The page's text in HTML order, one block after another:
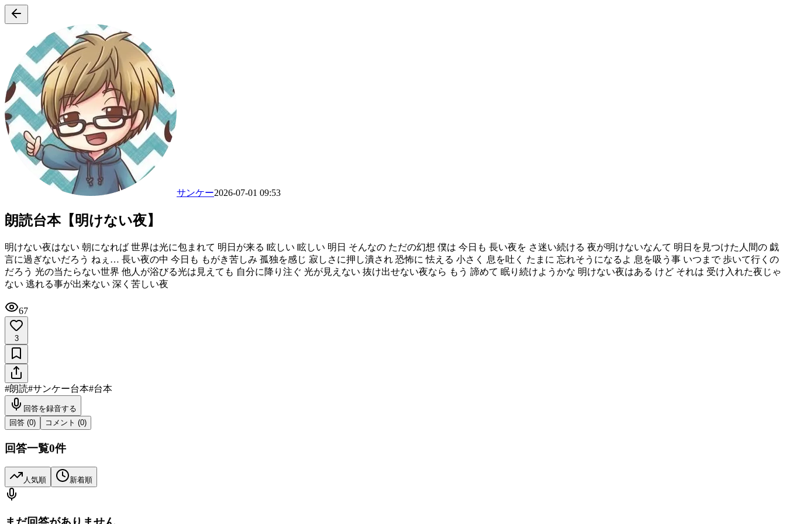
サンケー2026-07-01 09:53
朗読台本【明けない夜】
明けない夜はない 朝になれば 世界は光に包まれて 明日が来る 眩しい 眩しい 明日 そんなの ただの幻想 僕は 今日も 長い夜を さ迷い続ける 夜が明けないなんて 明日を見つけた人間の 戯
言に過ぎないだろう ねぇ… 長い夜の中 今日も もがき苦しみ 孤独を感じ 寂しさに押し潰され 恐怖に 怯える 小さく 息を吐く たまに 忘れそうになるよ 息を吸う事 いつまで 歩いて行くの
だろう 光の当たらない世界 他人が浴びる光は見えても 自分に降り注ぐ 光が見えない 抜け出せない夜なら もう 諦めて 眠り続けようかな 明けない夜はある けど それは 受け入れた夜じゃ
ない 逃れる事が出来ない 深く苦しい夜
67
3
#朗読#サンケー台本#台本
回答を録音する
回答 (0) コメント (0)
回答一覧0件
人気順 新着順